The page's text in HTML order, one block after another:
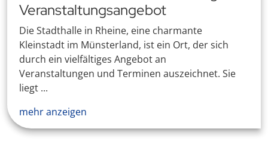
Veranstaltungsangebot
Die Stadthalle in Rheine, eine charmante
Kleinstadt im Münsterland, ist ein Ort, der sich
durch ein vielfältiges Angebot an
Veranstaltungen und Terminen auszeichnet. Sie
liegt ...
mehr anzeigen